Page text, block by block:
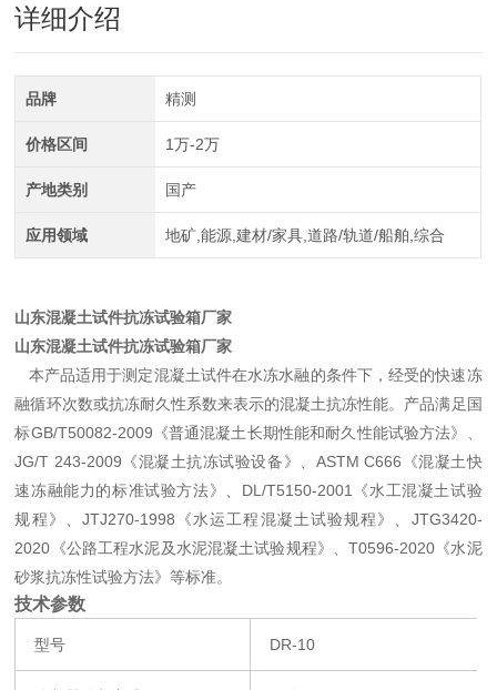
详细介绍
品牌 精测
价格区间 1万-2万
产地类别 国产
应用领域 地矿,能源,建材/家具,道路/轨道/船舶,综合
山东混凝土试件抗冻试验箱厂家
山东混凝土试件抗冻试验箱厂家
本产品适用于测定混凝土试件在水冻水融的条件下，经受的快速冻
融循环次数或抗冻耐久性系数来表示的混凝土抗冻性能。产品满足国
标GB/T50082-2009《普通混凝土长期性能和耐久性能试验方法》、
JG/T 243-2009《混凝土抗冻试验设备》、ASTM C666《混凝土快
速冻融能力的标准试验方法》、DL/T5150-2001《水工混凝土试验
规程》、JTJ270-1998《水运工程混凝土试验规程》、JTG3420-
2020《公路工程水泥及水泥混凝土试验规程》、T0596-2020《水泥
砂浆抗冻性试验方法》等标准。
技术参数
型号 DR-10